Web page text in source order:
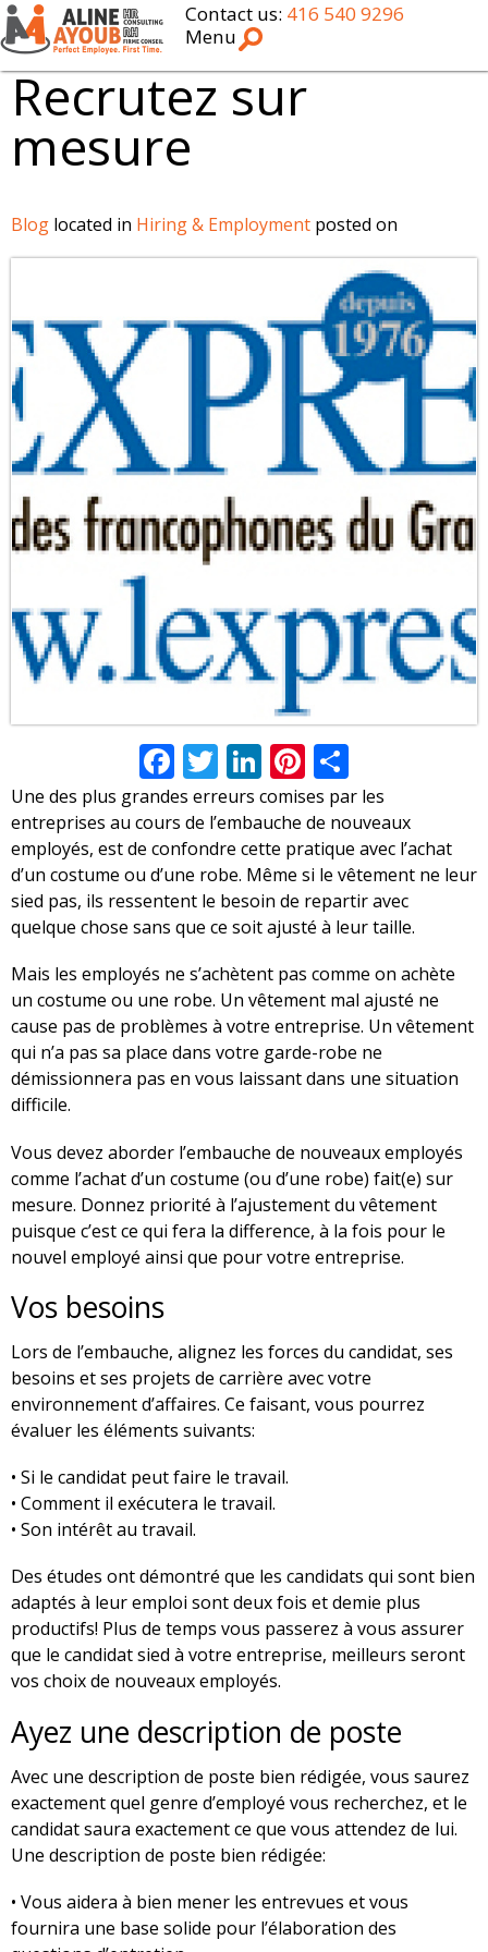
Contact us: 416 540 9296
Menu
Recrutez sur
mesure
Blog located in Hiring & Employment posted on
Facebook
Twitter
LinkedIn
Pinterest
Une des plus grandes erreurs comises par les
entreprises au cours de l’embauche de nouveaux
employés, est de confondre cette pratique avec l’achat
d’un costume ou d’une robe. Même si le vêtement ne leur
sied pas, ils ressentent le besoin de repartir avec
quelque chose sans que ce soit ajusté à leur taille.
Mais les employés ne s’achètent pas comme on achète
un costume ou une robe. Un vêtement mal ajusté ne
cause pas de problèmes à votre entreprise. Un vêtement
qui n’a pas sa place dans votre garde-robe ne
démissionnera pas en vous laissant dans une situation
difficile.
Vous devez aborder l’embauche de nouveaux employés
comme l’achat d’un costume (ou d’une robe) fait(e) sur
mesure. Donnez priorité à l’ajustement du vêtement
puisque c’est ce qui fera la difference, à la fois pour le
nouvel employé ainsi que pour votre entreprise.
Vos besoins
Lors de l’embauche, alignez les forces du candidat, ses
besoins et ses projets de carrière avec votre
environnement d’affaires. Ce faisant, vous pourrez
évaluer les éléments suivants:
• Si le candidat peut faire le travail.
• Comment il exécutera le travail.
• Son intérêt au travail.
Des études ont démontré que les candidats qui sont bien
adaptés à leur emploi sont deux fois et demie plus
productifs! Plus de temps vous passerez à vous assurer
que le candidat sied à votre entreprise, meilleurs seront
vos choix de nouveaux employés.
Ayez une description de poste
Avec une description de poste bien rédigée, vous saurez
exactement quel genre d’employé vous recherchez, et le
candidat saura exactement ce que vous attendez de lui.
Une description de poste bien rédigée:
• Vous aidera à bien mener les entrevues et vous
fournira une base solide pour l’élaboration des